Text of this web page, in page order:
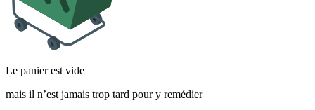
Le panier est vide
mais il n’est jamais trop tard pour y remédier